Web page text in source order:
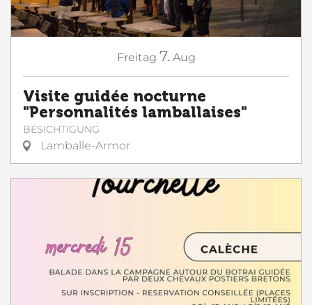
Freitag 7. Aug
Visite guidée nocturne
"Personnalités lamballaises"
BESICHTIGUNG
Lamballe-Armor